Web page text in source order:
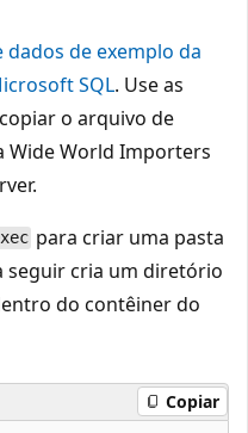
dados de exemplo da
SQL. Use as
o arquivo de
Wide World Importers
para criar uma pasta
seguir cria um diretório
do contêiner do
Copiar